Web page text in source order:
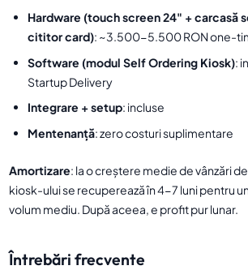
Hardware (touch screen 24" + carcasă
cititor card): ~3.500-5.500 RON one-
Software (modul Self Ordering Kiosk):
Startup Delivery
Integrare + setup: incluse
Mentenanță: zero costuri suplimentare
Amortizare: la o creștere medie de vânzări
kiosk-ului se recuperează în 4-7 luni pentru
volum mediu. După aceea, e profit pur lunar.
Întrebări frecvente